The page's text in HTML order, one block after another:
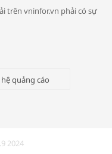
cho em
trên vninfor.vn phải có sự
quảng cáo
2024